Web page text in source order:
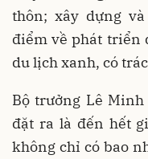
thôn; xây dựng
điểm về phát triển
du lịch xanh, có
Bộ trưởng Lê
đặt ra là đến hết
không chỉ có bao